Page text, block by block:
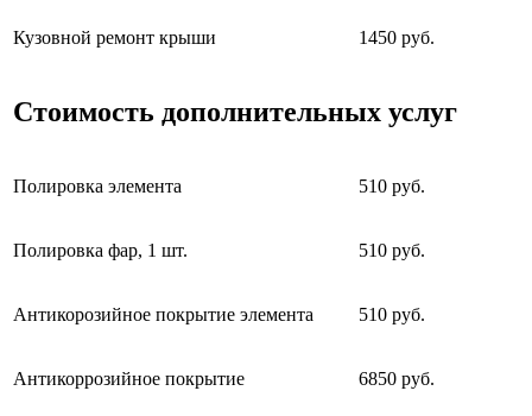
Кузовной ремонт крыши 1450 руб.
Стоимость дополнительных услуг
Полировка элемента 510 руб.
Полировка фар, 1 шт. 510 руб.
Антикорозийное покрытие элемента 510 руб.
Антикоррозийное покрытие 6850 руб.